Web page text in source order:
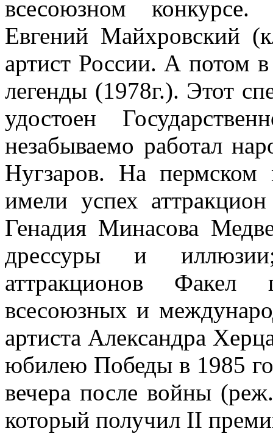
всесоюзном
Евгений Майхровский
артист России. А потом
легенды (1978г.). Этот
удостоен
незабываемо работал
Нугзаров. На
имели успех
Генадия Минасова
дрессуры и
аттракционов Факел
всесоюзных и
артиста Александра
юбилею Победы в 1985
вечера после войны
который получил II